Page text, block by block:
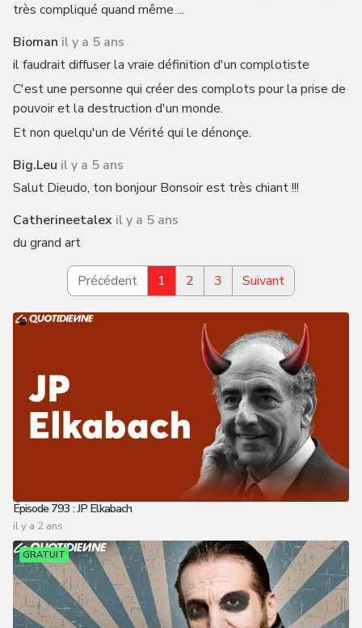
très compliqué quand même ...
Bioman il y a 5 ans
il faudrait diffuser la vraie définition d'un complotiste
C'est une personne qui créer des complots pour la prise de
pouvoir et la destruction d'un monde.
Et non quelqu'un de Vérité qui le dénonçe.
Big.leu il y a 5 ans
Salut Dieudo, ton bonjour Bonsoir est très chiant !!!
Catherineetalex il y a 5 ans
du grand art
Précédent 1 2 3 Suivant
Épisode 793 : JP Elkabach
il y a 2 ans
GRATUIT